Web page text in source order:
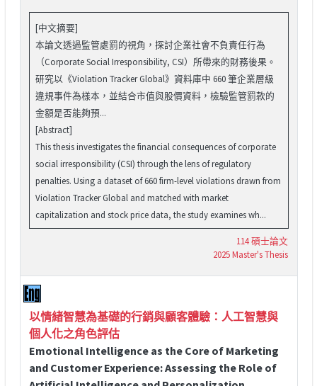
[中文摘要]
本論文透過監管處罰的視角，探討企業社會不負責任行為
（Corporate Social Irresponsibility, CSI）所帶來的財務後果。
研究以《Violation Tracker Global》資料庫中 660 筆企業層級
違規事件為樣本，並結合市值與股價資料，檢驗監管罰款的
金額是否能夠預...
[Abstract]
This thesis investigates the financial consequences of corporate
social irresponsibility (CSI) through the lens of regulatory
penalties. Using a dataset of 660 firm-level violations drawn from
Violation Tracker Global and matched with market
capitalization and stock price data, the study examines wh...
114 碩士論文
2025 Master's Thesis
以情緒智慧為基礎的行銷與顧客體驗：人工智慧與
個人化之角色評估
Emotional Intelligence as the Core of Marketing
and Customer Experience: Assessing the Role of